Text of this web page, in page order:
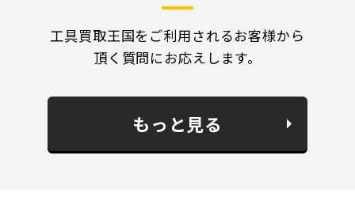
工具買取王国をご利用されるお客様から
頂く質問にお応えします。
もっと見る